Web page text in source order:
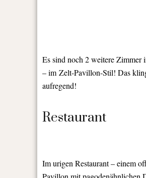
Es sind noch 2 weitere Zimmer
– im Zelt-Pavillon-Stil! Das
aufregend!
Restaurant
Im urigen Restaurant – einem